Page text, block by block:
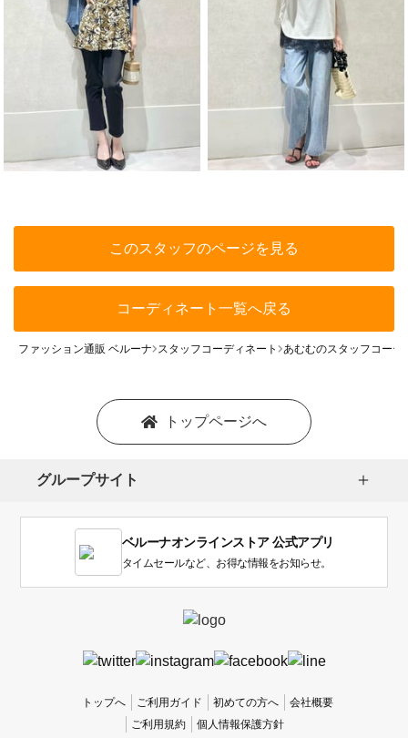
このスタッフのページを見る
コーディネート一覧へ戻る
ファッション通販 ベルーナ スタッフコーディネート あむむのスタッフコーデ
トップページへ
グループサイト
ベルーナオンラインストア 公式アプリ
タイムセールなど、お得な情報をお知らせ。
トップへ ご利用ガイド 初めての方へ
会社概要
ご利用規約
個人情報保護方針